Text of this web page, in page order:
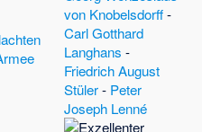
von Knobelsdorff-
Carl Gotthard
Langhans -
Friedrich August
Stüler- Peter
Joseph Lenné